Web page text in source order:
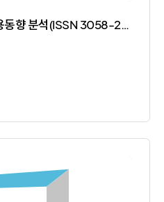
2025년 경기도 연간 고용동향 분석(ISSN 3058-2733)